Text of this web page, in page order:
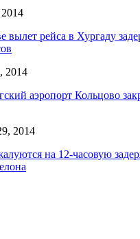
вылет рейса в Хургаду
2014
аэропорт Кольцово
2014
на 12-часовую